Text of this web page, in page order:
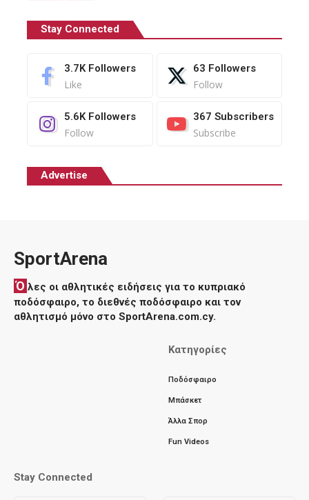
Stay Connected
3.7K Followers
Like
63 Followers
Follow
5.6K Followers
Follow
367 Subscribers
Subscribe
Advertise
SportArena
Ό λες οι αθλητικές ειδήσεις για το κυπριακό
ποδόσφαιρο, το διεθνές ποδόσφαιρο και τον
αθλητισμό μόνο στο SportArena.com.cy.
Κατηγορίες
Ποδόσφαιρο
Μπάσκετ
Άλλα Σπορ
Fun Videos
Stay Connected